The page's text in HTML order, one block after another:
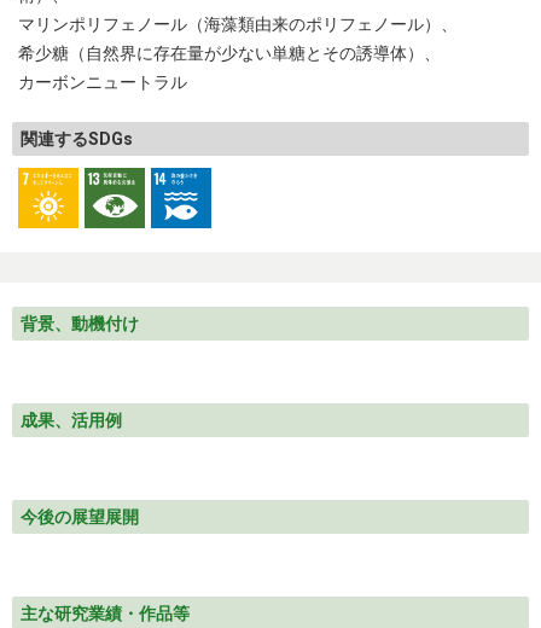
マリンポリフェノール（海藻類由来のポリフェノール）
希少糖（自然界に存在量が少ない単糖とその誘導体）
カーボンニュートラル
関連するSDGs
背景、動機付け
成果、活用例
今後の展望展開
主な研究業績・作品等